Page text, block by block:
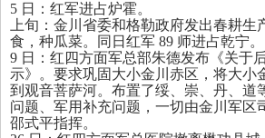
5 日：红军进占炉霍。
上旬：金川省委和格勒政府发出春耕生
食，种瓜菜。同日红军 89 师进占乾宁。
9 日：红四方面军总部朱德发布《关于
示》。要求巩固大小金川赤区，将大小
到观音菩萨河。布置了绥、崇、丹、道
问题、军用补充问题，一切由金川军区
邵式平指挥。